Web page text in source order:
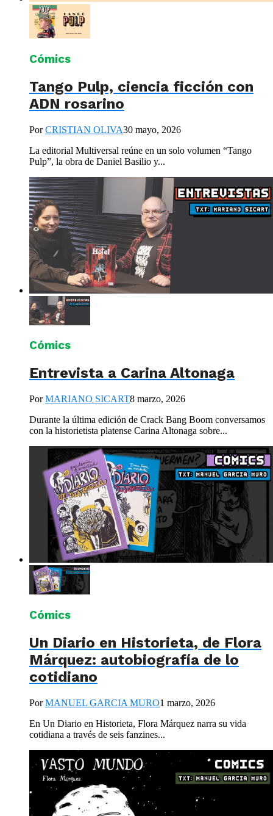
Cómics
Tango Pulp, ciencia ficción con
ADN rosarino
PorCRISTIAN OLIVA30 mayo, 2026
La editorial Multiversal reúne en un solo volumen “Tango
Pulp”, la obra de Daniel Basilio y...
Cómics
Entrevista a Carina Altonaga
PorMARIANO SICART8 marzo, 2026
Durante la última edición de Crack Bang Boom conversamos
con la historietista platense Carina Altonaga sobre...
Cómics
Un Diario en Historieta, de Flora
Márquez: autobiografía de lo
cotidiano
PorMANUEL GARCIA MURO1 marzo, 2026
En Un Diario en Historieta, Flora Márquez narra su vida
cotidiana a través de seis fanzines...